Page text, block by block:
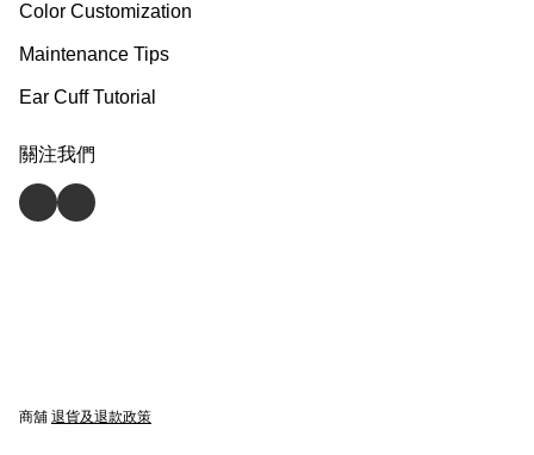
Color Customization
Maintenance Tips
Ear Cuff Tutorial
關注我們
商舖 退貨及退款政策